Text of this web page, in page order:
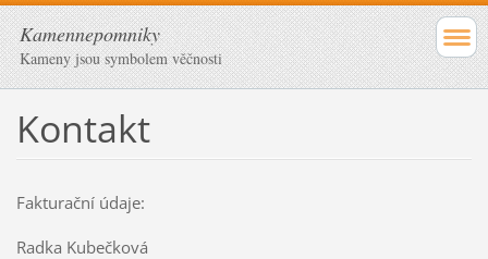
Kamennepomniky
Kameny jsou symbolem věčnosti
Kontakt
Fakturační údaje:
Radka Kubečková